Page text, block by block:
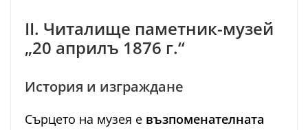
II. Читалище паметник-музей
„20 априлъ 1876 г.“
История и изграждане
Сърцето на музея е възпоменателната